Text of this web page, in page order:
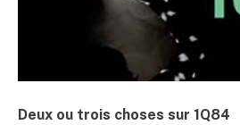
Deux ou trois choses sur 1Q84